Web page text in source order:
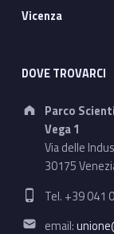
Vicenza
DOVE TROVARCI
Address:
Parco
Vega 1
Via delle
30175
Phone number:
Tel. +39 041
Email address:
email: